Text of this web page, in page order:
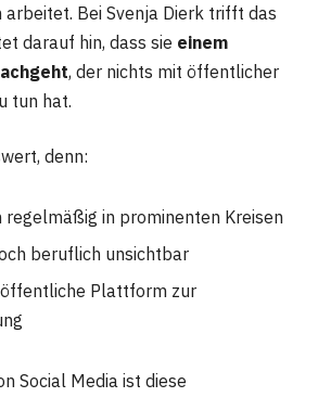
Bei Svenja Dierk trifft das
darauf hin, dass sie einem
, der nichts mit öffentlicher
tun hat.
denn:
regelmäßig in prominenten Kreisen
beruflich unsichtbar
Plattform zur
Social Media ist diese